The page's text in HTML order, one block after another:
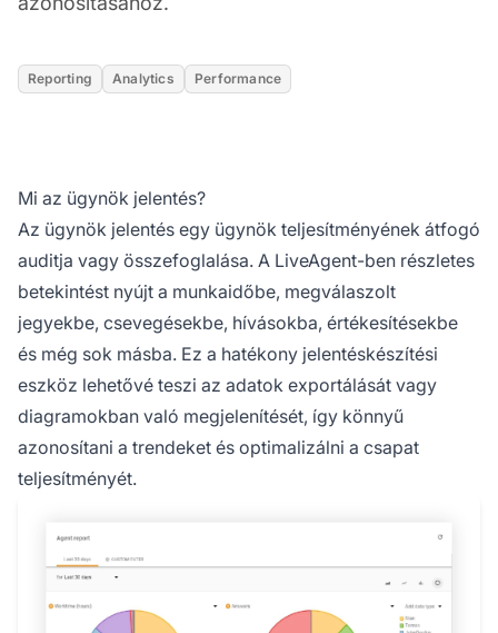
Reporting Analytics Performance
Mi az ügynök jelentés?
Az ügynök jelentés egy ügynök teljesítményének átfogó
auditja vagy összefoglalása. A LiveAgent-ben részletes
betekintést nyújt a munkaidőbe, megválaszolt
jegyekbe, csevegésekbe, hívásokba, értékesítésekbe
és még sok másba. Ez a hatékony jelentéskészítési
eszköz lehetővé teszi az adatok exportálását vagy
diagramokban való megjelenítését, így könnyű
azonosítani a trendeket és optimalizálni a csapat
teljesítményét.